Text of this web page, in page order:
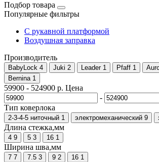
Подбор товара
Популярные фильтры
С рукавной платформой
Воздушная заправка
Производитель
BabyLock 4 Juki 2 Leader 1 Pfaff 1
Bernina 1
59900 - 524900 р. Цена
-
Тип коверлока
2-3-4-5 ниточный 1 электромеханический 9
Длина стежка,мм
4 9 5 3 16 1
Ширина шва,мм
7 7 7.5 3 9 2 16 1